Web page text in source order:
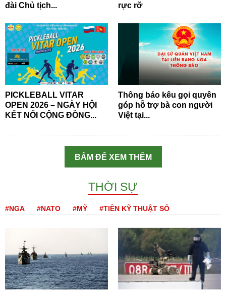
đài Chủ tịch...
rực rỡ
PICKLEBALL VITAR
OPEN 2026 – NGÀY HỘI
KẾT NỐI CỘNG ĐỒNG...
Thông báo kêu gọi quyên
góp hỗ trợ bà con người
Việt tại...
BẤM ĐỂ XEM THÊM
THỜI SỰ
#NGA #NATO #MỸ #TIỀN KỸ THUẬT SỐ